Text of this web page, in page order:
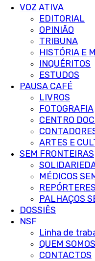
VOZ ATIVA
EDITORIAL
OPINIÃO
TRIBUNA
HISTÓRIA E
INQUÉRITOS
ESTUDOS
PAUSA CAFÉ
LIVROS
FOTOGRAFIA
CENTRO
ARTES E
SEM FRONTEIRAS
MÉDICOS
PALHAÇOS
DOSSIÊS
NSF
Linha de
QUEM SOMOS
CONTACTOS